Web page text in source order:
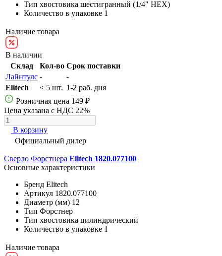
Тип хвостовика шестигранный (1/4" HEX)
Количество в упаковке 1
Наличие товара
В наличии
Склад
Кол-во Срок поставки
Лайнтулс -
-
Elitech
< 5 шт. 1-2 раб. дня
Розничная цена 149 ₽
Цена указана с НДС 22%
В корзину
Официальный дилер
Сверло Форстнера Elitech 1820.077100
Основные характеристики
Бренд Elitech
Артикул 1820.077100
Диаметр (мм) 12
Тип Форстнер
Тип хвостовика цилиндрический
Количество в упаковке 1
Наличие товара